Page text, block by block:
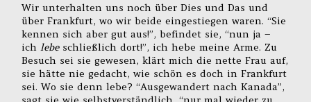
Wir unterhalten uns noch über Dies und Das und
über Frankfurt, wo wir beide eingestiegen waren. “Sie
kennen sich aber gut aus!”, befindet sie, “nun ja –
ich lebeschließlich dort!”, ich hebe meine Arme. Zu
Besuch sei sie gewesen, klärt mich die nette Frau auf,
sie hätte nie gedacht, wie schön es doch in Frankfurt
sei. Wo sie denn lebe? “Ausgewandert nach Kanada”,